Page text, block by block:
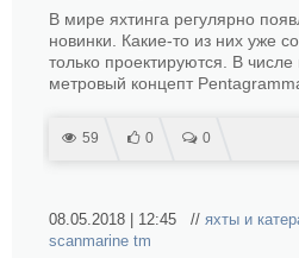
В мире яхтинга регулярно
новинки. Какие-то из них уже
только проектируются. В
метровый концепт
59 0 0
08.05.2018 | 12:45 // яхты и
scanmarine tm